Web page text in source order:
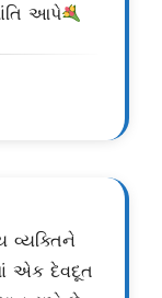
આપે
વ્યક્તિને
એક દેવદૂત